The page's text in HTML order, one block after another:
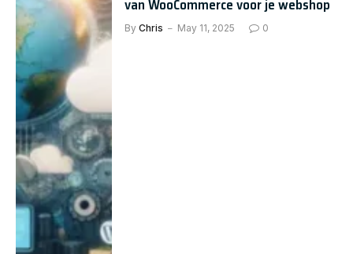
van WooCommerce voor je webshop
By Chris May 11, 2025 0